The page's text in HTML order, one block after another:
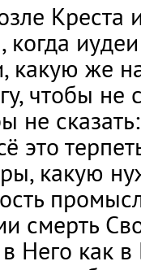
Креста
какую же
чтобы не
не
это
какую
смерть
Него как в